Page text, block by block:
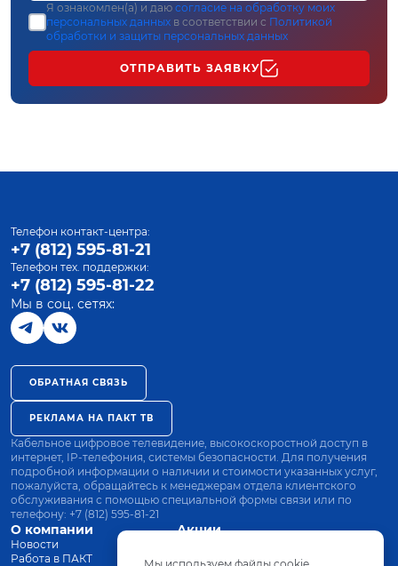
Я ознакомлен(а) и даю согласие на обработку моих
персональных данных в соответствии с Политикой
обработки и защиты персональных данных
ОТПРАВИТЬ ЗАЯВКУ
О компании
Новости
Работа в ПАКТ
Акции
Оплата
Телефон контакт-центра:
+7 (812) 595-81-21
Телефон тех. поддержки:
+7 (812) 595-81-22
Мы в соц. сетях:
ОБРАТНАЯ СВЯЗЬ
РЕКЛАМА НА ПАКТ ТВ
Кабельное цифровое телевидение, высокоскоростной доступ в
интернет, IP-телефония, системы безопасности. Для получения
подробной информации о наличии и стоимости указанных услуг,
пожалуйста, обращайтесь к менеджерам отдела клиентского
обслуживания с помощью специальной формы связи или по
телефону: +7 (812) 595-81-21